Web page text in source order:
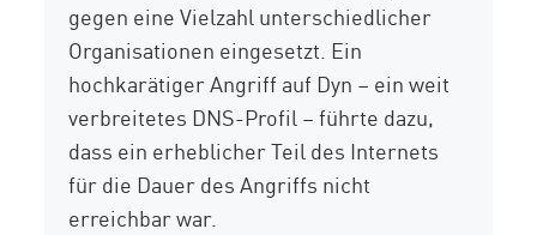
gegen eine Vielzahl unterschiedlicher
Organisationen eingesetzt. Ein
hochkarätiger Angriff auf Dyn – ein weit
verbreitetes DNS-Profil – führte dazu,
dass ein erheblicher Teil des Internets
für die Dauer des Angriffs nicht
erreichbar war.